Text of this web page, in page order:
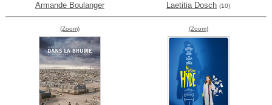
Armande Boulanger Laetitia Dosch (10)
(Zoom) (Zoom)